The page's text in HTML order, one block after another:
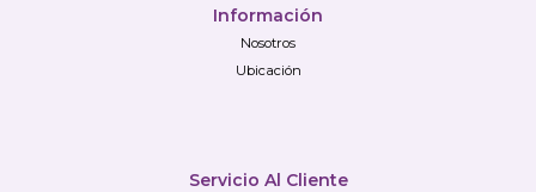
Información
Nosotros
Ubicación
Servicio Al Cliente